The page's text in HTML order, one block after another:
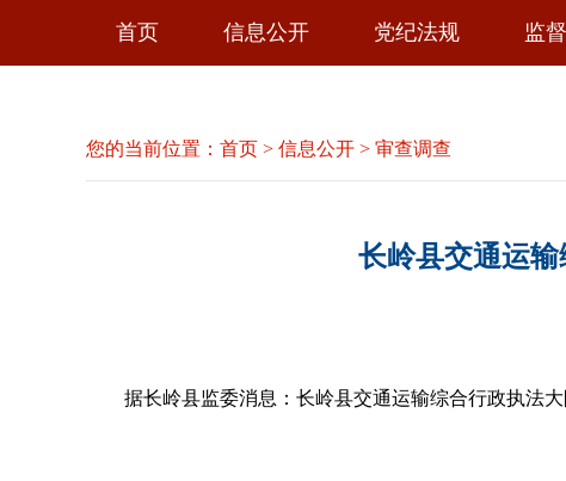
首页 信息公开 党纪法规 监
您的当前位置： 首页 > 信息公开 > 审查调查
长岭县交通运
据长岭县监委消息：长岭县交通运输综合行政执法